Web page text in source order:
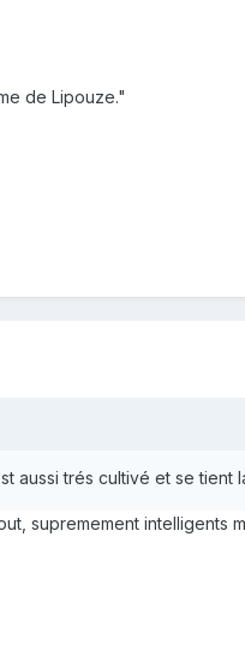
de Lipouze."
aussi trés cultivé et se tient
supremement intelligents